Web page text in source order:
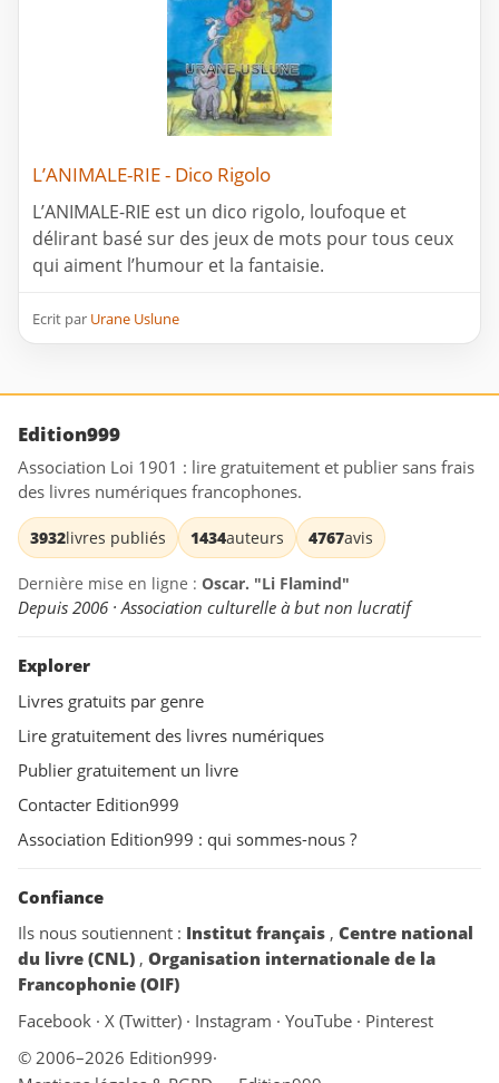
L’ANIMALE-RIE - Dico Rigolo
L’ANIMALE-RIE est un dico rigolo, loufoque et
délirant basé sur des jeux de mots pour tous ceux
qui aiment l’humour et la fantaisie.
Ecrit par Urane Uslune
Edition999
Association Loi 1901 : lire gratuitement et publier sans frais
des livres numériques francophones.
3932livres publiés 1434auteurs 4767avis
Dernière mise en ligne : Oscar. "Li Flamind"
Depuis 2006 · Association culturelle à but non lucratif
Explorer
Livres gratuits par genre
Lire gratuitement des livres numériques
Publier gratuitement un livre
Contacter Edition999
Association Edition999 : qui sommes-nous ?
Confiance
Ils nous soutiennent : Institut français , Centre national
du livre (CNL) , Organisation internationale de la
Francophonie (OIF)
Facebook · X (Twitter) · Instagram · YouTube · Pinterest
© 2006–2026 Edition999·